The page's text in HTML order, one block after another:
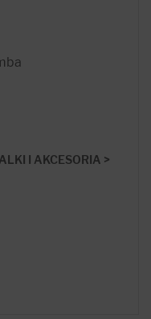
I AKCESORIA >